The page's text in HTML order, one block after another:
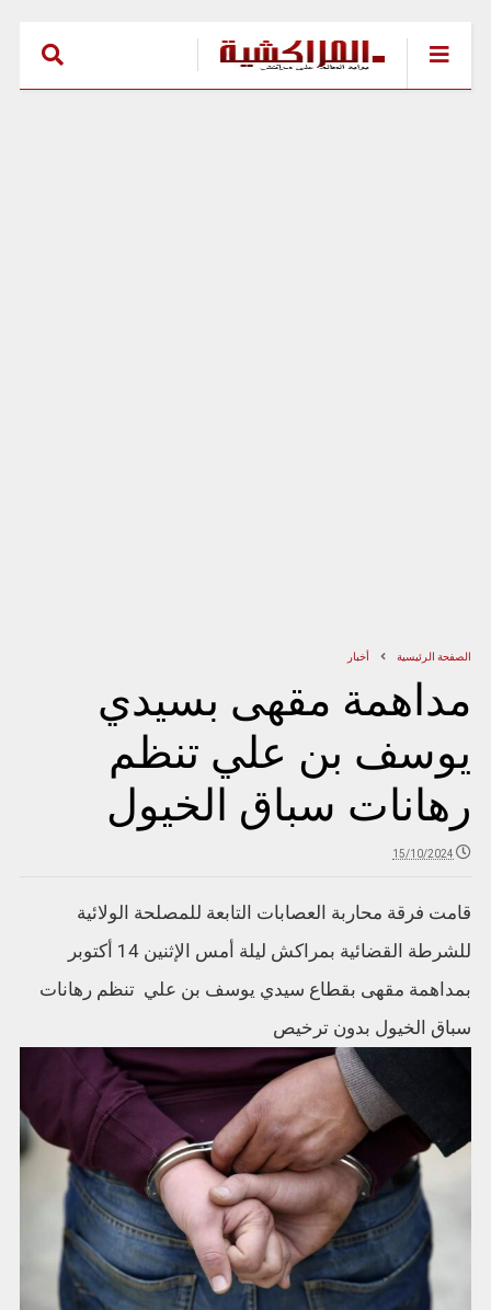
الصفحة الرئيسية أخبار
مداهمة مقهى بسيدي
يوسف بن علي تنظم
رهانات سباق الخيول
15/10/2024
قامت فرقة محاربة العصابات التابعة للمصلحة الولائية
للشرطة القضائية بمراكش ليلة أمس الإثنين 14 أكتوبر
بمداهمة مقهى بقطاع سيدي يوسف بن علي تنظم رهانات
سباق الخيول بدون ترخيص